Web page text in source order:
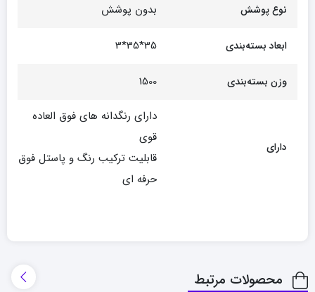
نوع پوشش بدون پوشش
ابعاد بسته‌بندی 35*35*3
وزن بسته‌بندی 1500
دارای
دارای رنگدانه های فوق العاده
قوی
قابلیت ترکیب رنگ و پاستل فوق
حرفه ای
محصولات مرتبط